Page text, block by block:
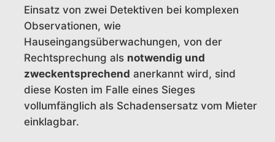
Einsatz von zwei Detektiven bei komplexen
Observationen, wie
Hauseingangsüberwachungen, von der
Rechtsprechung als notwendig und
zweckentsprechend anerkannt wird, sind
diese Kosten im Falle eines Sieges
vollumfänglich als Schadensersatz vom Mieter
einklagbar.